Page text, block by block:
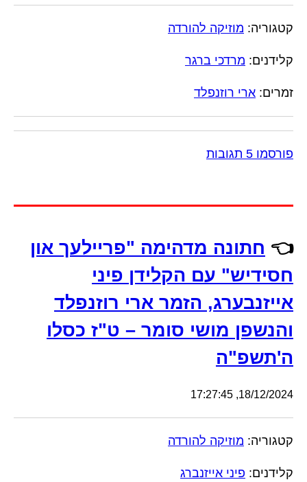
קטגוריה: מוזיקה להורדה
קלידנים: מרדכי ברגר
זמרים: ארי רוזנפלד
פורסמו 5 תגובות
👈 חתונה מדהימה "פריילעך און
חסידיש" עם הקלידן פיני
אייזנבערג, הזמר ארי רוזנפלד
והנשפן מושי סומר – ט"ז כסלו
ה'תשפ"ה
18/12/2024, 17:27:45
קטגוריה: מוזיקה להורדה
קלידנים: פיני אייזנברג